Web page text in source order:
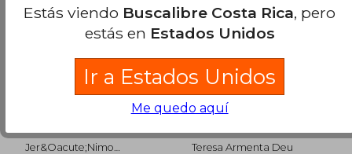
₡ 12.309
2020 (Monografías)
Jer&Oacute;Nimo
Estudios de Justicia
Teresa Armenta Deu
Estás viendo Buscalibre Costa Rica, pero
estás en Estados Unidos
Ir a Estados Unidos
Me quedo aquí